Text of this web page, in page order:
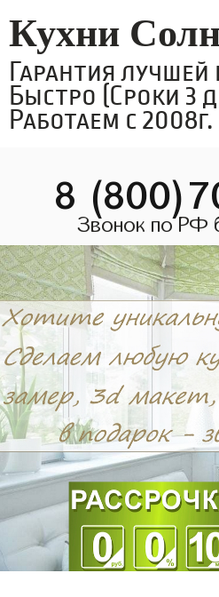
Кухни
Гарантия лучшей
Быстро (Сроки 3
Работаем с 2008г.
8
Звонок по РФ